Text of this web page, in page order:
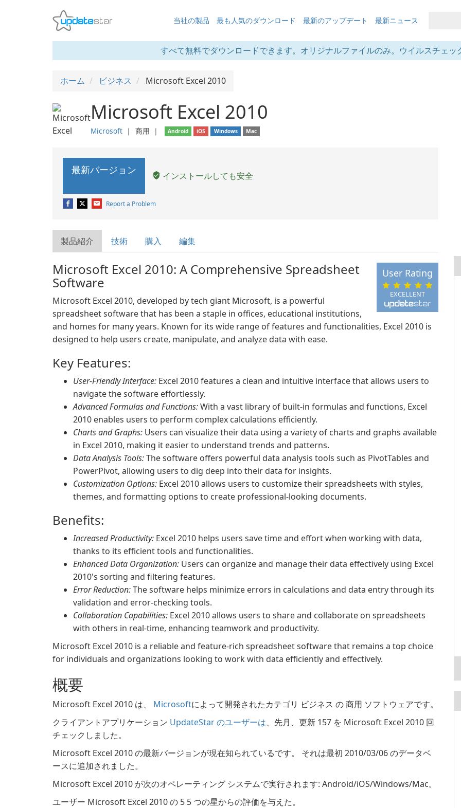
当社の製品 最も人気のダウンロード 最新のアップデート 最新ニュース
すべて無料でダウンロードできます。オリジナルファイルのみ。ウイルスチェッ
ホーム ビジネス Microsoft Excel 2010
Microsoft Excel 2010
Microsoft ❘ 商用 ❘ Android iOS Windows Mac
最新バージョン インストールしても安全
Report a Problem
製品紹介 技術 購入 編集
EXCELLENT
User Rating
Microsoft Excel 2010: A Comprehensive Spreadsheet
Software
Microsoft Excel 2010, developed by tech giant Microsoft, is a powerful
spreadsheet software that has been a staple in offices, educational institutions,
and homes for many years. Known for its wide range of features and functionalities, Excel 2010 is
designed to help users create, manipulate, and analyze data with ease.
Key Features:
User-Friendly Interface: Excel 2010 features a clean and intuitive interface that allows users to
navigate the software effortlessly.
Advanced Formulas and Functions:With a vast library of built-in formulas and functions, Excel
2010 enables users to perform complex calculations efficiently.
Charts and Graphs: Users can visualize their data using a variety of charts and graphs available
in Excel 2010, making it easier to understand trends and patterns.
Data Analysis Tools:The software offers powerful data analysis tools such as PivotTables and
PowerPivot, allowing users to dig deep into their data for insights.
Customization Options: Excel 2010 allows users to customize their spreadsheets with styles,
themes, and formatting options to create professional-looking documents.
Benefits:
Increased Productivity: Excel 2010 helps users save time and effort when working with data,
thanks to its efficient tools and functionalities.
Enhanced Data Organization: Users can organize and manage their data effectively using Excel
2010's sorting and filtering features.
Error Reduction:The software helps minimize errors in calculations and data entry through its
validation and error-checking tools.
Collaboration Capabilities: Excel 2010 allows users to share and collaborate on spreadsheets
with others in real-time, enhancing teamwork and productivity.
Microsoft Excel 2010 is a reliable and feature-rich spreadsheet software that remains a top choice
for individuals and organizations looking to work with data efficiently and effectively.
概要
Microsoft Excel 2010 は、 Microsoftによって開発されたカテゴリ ビジネス の 商用 ソフトウェアです。
クライアントアプリケーション UpdateStar のユーザーは、先月、更新 157 を Microsoft Excel 2010 回
チェックしました。
Microsoft Excel 2010 の最新バージョンが現在知られているです。 それは最初 2010/03/06 のデータベ
ースに追加されました。
Microsoft Excel 2010 が次のオペレーティング システムで実行されます: Android/iOS/Windows/Mac。
ユーザー Microsoft Excel 2010 の 5 5 つの星からの評価を与えた。